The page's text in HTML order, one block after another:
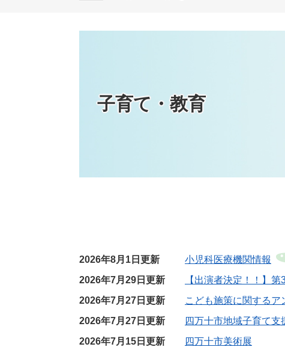
検
子育て・教育
2026年8月1日更新
小児科医療機関情報
2026年7月29日更新
【出演者決定！！】
2026年7月27日更新
こども施策に関するア
2026年7月27日更新
四万十市地域子育て支
2026年7月15日更新
四万十市美術展